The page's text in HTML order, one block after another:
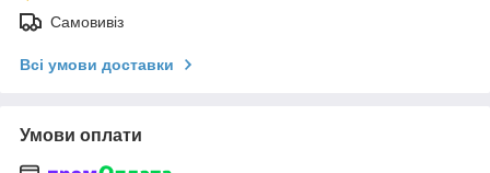
Самовивіз
Всі умови доставки
Умови оплати